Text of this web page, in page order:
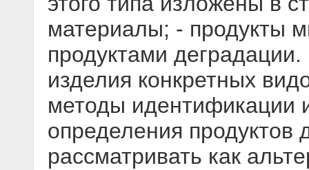
материалы; - продукты
продуктами
изделия конкретных
методы идентификации
определения продуктов
рассматривать как